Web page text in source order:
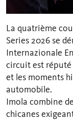
La quatrième
Series 2026 se
Internazionale
circuit est réputé
et les moments
automobile.
Imola combine
chicanes